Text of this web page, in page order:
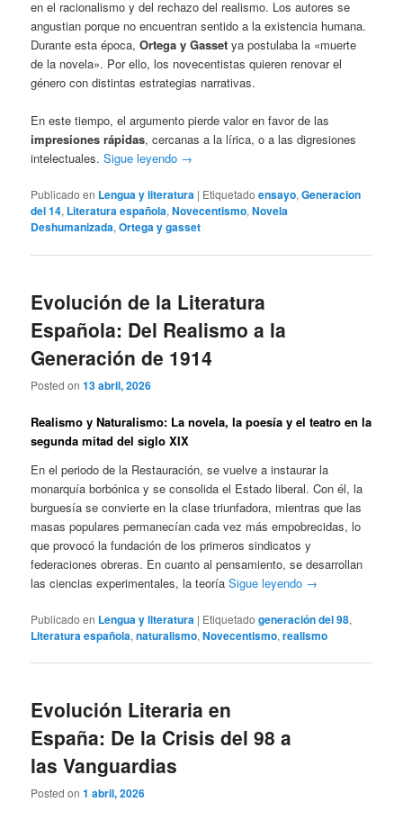
en el racionalismo y del rechazo del realismo. Los autores se
angustian porque no encuentran sentido a la existencia humana.
Durante esta época,Ortega y Gasset ya postulaba la «muerte
de la novela». Por ello, los novecentistas quieren renovar el
género con distintas estrategias narrativas.
En este tiempo, el argumento pierde valor en favor de las
impresiones rápidas, cercanas a la lírica, o a las digresiones
intelectuales.Sigue leyendo →
Publicado en Lengua y literatura | Etiquetado ensayo,Generacion
del 14, Literatura española,Novecentismo,Novela
Deshumanizada,Ortega y gasset
Evolución de la Literatura
Española: Del Realismo a la
Generación de 1914
Posted on13 abril, 2026
Realismo y Naturalismo: La novela, la poesía y el teatro en la
segunda mitad del siglo XIX
En el periodo de la Restauración, se vuelve a instaurar la
monarquía borbónica y se consolida el Estado liberal. Con él, la
burguesía se convierte en la clase triunfadora, mientras que las
masas populares permanecían cada vez más empobrecidas, lo
que provocó la fundación de los primeros sindicatos y
federaciones obreras. En cuanto al pensamiento, se desarrollan
las ciencias experimentales, la teoríaSigue leyendo →
Publicado en Lengua y literatura | Etiquetado generación del 98,
Literatura española,naturalismo,Novecentismo,realismo
Evolución Literaria en
España: De la Crisis del 98 a
las Vanguardias
Posted on1 abril, 2026